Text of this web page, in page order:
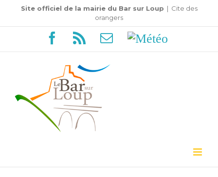
Passer
au
Site officiel de la mairie du Bar sur Loup | Cite des
orangers
Facebook
Rss EmailMétéo